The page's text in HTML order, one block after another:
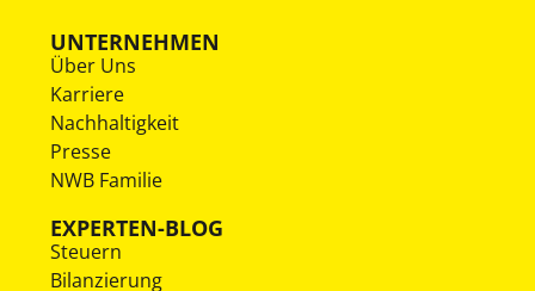
UNTERNEHMEN
Über Uns
Karriere
Nachhaltigkeit
Presse
NWB Familie
EXPERTEN-BLOG
Steuern
Bilanzierung